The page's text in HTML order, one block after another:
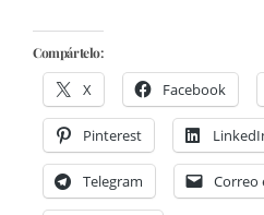
Compártelo:
X Facebook
Pinterest
Telegram Correo